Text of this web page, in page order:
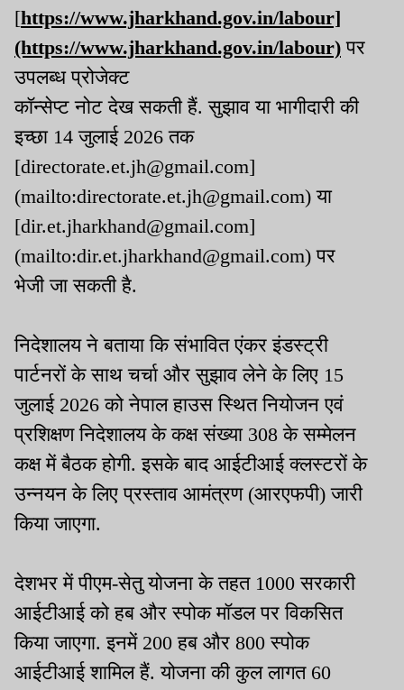
[https://www.jharkhand.gov.in/labour]
(https://www.jharkhand.gov.in/labour) पर
उपलब्ध प्रोजेक्ट
कॉन्सेप्ट नोट देख सकती हैं. सुझाव या भागीदारी की
इच्छा 14 जुलाई 2026 तक
[directorate.et.jh@gmail.com]
(mailto:directorate.et.jh@gmail.com) या
[dir.et.jharkhand@gmail.com]
(mailto:dir.et.jharkhand@gmail.com) पर
भेजी जा सकती है.
निदेशालय ने बताया कि संभावित एंकर इंडस्ट्री
पार्टनरों के साथ चर्चा और सुझाव लेने के लिए 15
जुलाई 2026 को नेपाल हाउस स्थित नियोजन एवं
प्रशिक्षण निदेशालय के कक्ष संख्या 308 के सम्मेलन
कक्ष में बैठक होगी. इसके बाद आईटीआई क्लस्टरों के
उन्नयन के लिए प्रस्ताव आमंत्रण (आरएफपी) जारी
किया जाएगा.
देशभर में पीएम-सेतु योजना के तहत 1000 सरकारी
आईटीआई को हब और स्पोक मॉडल पर विकसित
किया जाएगा. इनमें 200 हब और 800 स्पोक
आईटीआई शामिल हैं. योजना की कुल लागत 60